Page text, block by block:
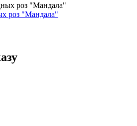
роз "Мандала"